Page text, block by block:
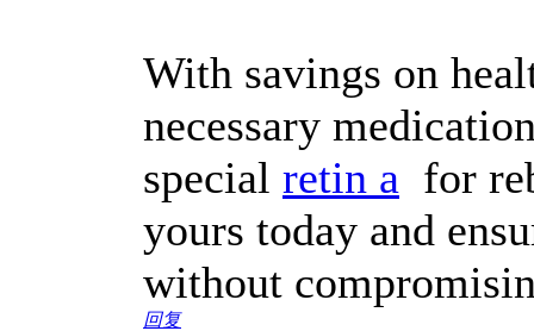
With savings on
necessary
special retin a for
yours today and
without
回复